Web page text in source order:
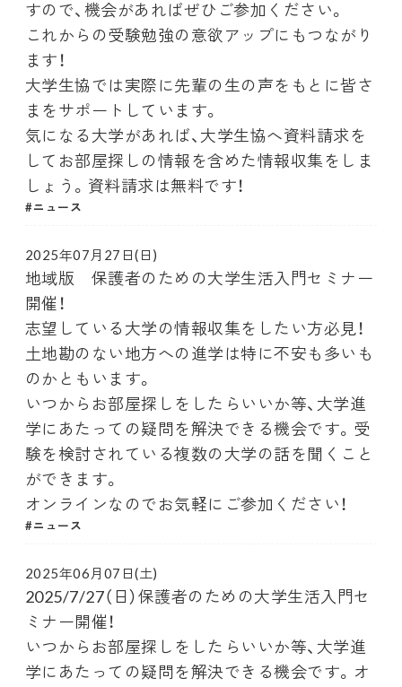
すので、機会があればぜひご参加ください。
これからの受験勉強の意欲アップにもつながり
ます！
大学生協では実際に先輩の生の声をもとに皆さ
まをサポートしています。
気になる大学があれば、大学生協へ資料請求を
してお部屋探しの情報を含めた情報収集をしま
しょう。資料請求は無料です！
ニュース
2025年07月27日(日)
地域版 保護者のための大学生活入門セミナー
開催！
志望している大学の情報収集をしたい方必見！
土地勘のない地方への進学は特に不安も多いも
のかともいます。
いつからお部屋探しをしたらいいか等、大学進
学にあたっての疑問を解決できる機会です。受
験を検討されている複数の大学の話を聞くこと
ができます。
オンラインなのでお気軽にご参加ください！
ニュース
2025年06月07日(土)
2025/7/27（日）保護者のための大学生活入門セ
ミナー開催！
いつからお部屋探しをしたらいいか等、大学進
学にあたっての疑問を解決できる機会です。オ